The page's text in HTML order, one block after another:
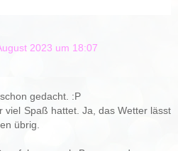
2023 um 18:07
gedacht. :P
viel Spaß hattet. Ja, das Wetter lässt
übrig.